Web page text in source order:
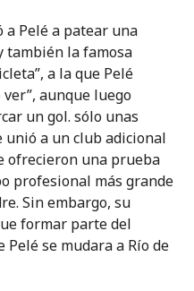
a Pelé a patear una
también la famosa
a la que Pelé
aunque luego
un gol. sólo unas
unió a un club adicional
ofrecieron una prueba
profesional más grande
Sin embargo, su
formar parte del
se mudara a Río de